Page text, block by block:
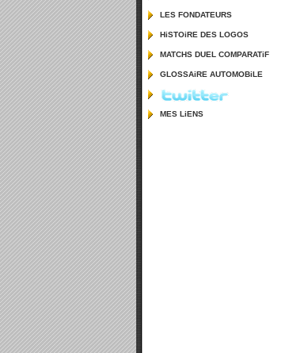
LES FONDATEURS
HiSTOiRE DES LOGOS
MATCHS DUEL COMPARATiF
GLOSSAiRE AUTOMOBiLE
MES LiENS